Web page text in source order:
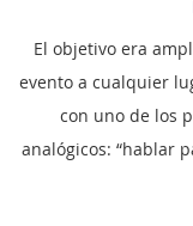
El objetivo era
evento a cualquier
con uno de los
analógicos: “hablar